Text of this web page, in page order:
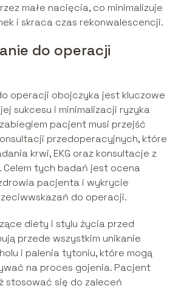
małe nacięcia, co minimalizuje
i skraca czas rekonwalescencji.
do operacji
operacji obojczyka jest kluczowe
sukcesu i minimalizacji ryzyka
pacjent musi przejść
przedoperacyjnych, które
krwi, EKG oraz konsultacje z
Celem tych badań jest ocena
pacjenta i wykrycie
do operacji.
diety i stylu życia przed
przede wszystkim unikanie
i palenia tytoniu, które mogą
na proces gojenia. Pacjent
stosować się do zaleceń